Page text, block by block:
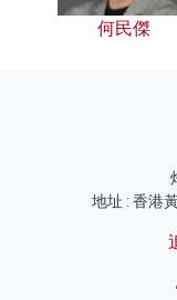
何民傑
地址 : 香港